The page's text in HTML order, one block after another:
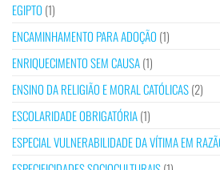
EGIPTO (1)
ENCAMINHAMENTO PARA ADOÇÃO (1)
ENRIQUECIMENTO SEM CAUSA(1)
ENSINO DA RELIGIÃO E MORAL CATÓLICAS(2)
ESCOLARIDADE OBRIGATÓRIA(1)
ESPECIAL VULNERABILIDADE DA VÍTIMA EM